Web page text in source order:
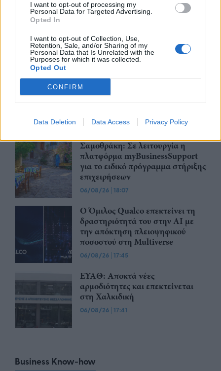
I want to opt-out of processing my
Personal Data for Targeted Advertising.
Opted In
I want to opt-out of Collection, Use,
Retention, Sale, and/or Sharing of my
Personal Data that Is Unrelated with the
Purposes for which it was collected.
Opted Out
CONFIRM
Data Deletion Data Access Privacy Policy
CSG: Διψήφια αύξηση εσόδων
συμβάσεων το πρώτο εξάμηνο
του 2026
07/08/26 |12:09
Apollo Global Management:
Εξαγοράζει την EasyJet έναντι 7,7
δισ. δολαρίων - Η δήλωση του Sir
06/08/26|18:31
Σαμοθράκη: Σε λειτουργία η
πλατφόρμα myBusinessSupport
για το ειδικό πρόγραμμα στήριξης
επιχειρήσεων
06/08/26 | 18:07
Ο Όμιλος Qualco επεκτείνει τη
δραστηριότητά του στην ΑΙ με
την απόκτηση πλειοψηφικού
ποσοστού στη Multiverse
06/08/26 | 17:45
ΕΥΑΘ: Αποκτά νέες
αρμοδιότητες και επεκτείνεται
στη Χαλκιδική
06/08/26 | 17:41
Business Know-how